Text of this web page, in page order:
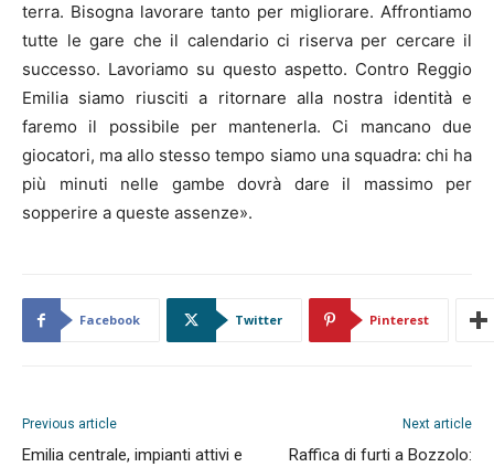
terra. Bisogna lavorare tanto per migliorare. Affrontiamo
tutte le gare che il calendario ci riserva per cercare il
successo. Lavoriamo su questo aspetto. Contro Reggio
Emilia siamo riusciti a ritornare alla nostra identità e
faremo il possibile per mantenerla. Ci mancano due
giocatori, ma allo stesso tempo siamo una squadra: chi ha
più minuti nelle gambe dovrà dare il massimo per
sopperire a queste assenze».
Facebook Twitter Pinterest
Previous article
Emilia centrale, impianti attivi e
Next article
Raffica di furti a Bozzolo: